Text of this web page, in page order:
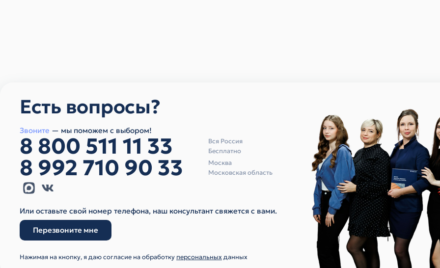
Есть вопросы?
Звоните — мы поможем с выбором!
8 800 511 11 33
Вся Россия
Бесплатно
8 992 710 90 33
Москва
Московская область
Или оставьте свой номер телефона, наш консультант свяжется с вами.
Перезвоните мне
Нажимая на кнопку, я даю согласие на обработку персональныхданных